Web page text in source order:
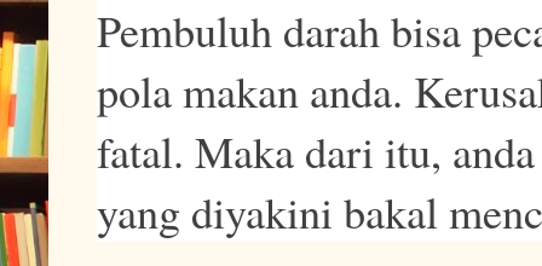
Pembuluh darah bisa
pola makan anda.
fatal. Maka dari itu,
yang diyakini bakal